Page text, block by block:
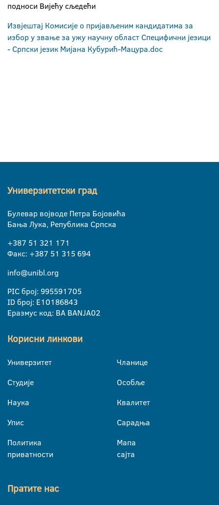
подноси Вијећу сљедећи
Извјештај Комисије о пријављеним кандидатима за
избор у звање за ужу научну област Специфични језици
- Српски језик Мијана Кубурић-Мацура.doc
Универзитетски град
Булевар војводе Петра Бојовића
Бања Лука, Република Српска
+387 51 321 171
Факс: +387 51 315 694
info@unibl.org
PIC број: 995591705
ID број: E10186843
Еразмус код: BA BANJA02
Корисни линкови
Универзитет
Студије
Наука
Упис
Политика
приватности
Чланице
Особље
Квалитет
Сарадња
Мапа
сајта
Пратите нас